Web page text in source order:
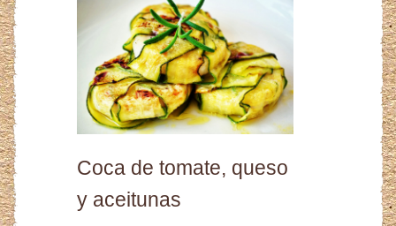
Coca de tomate, queso
y aceitunas